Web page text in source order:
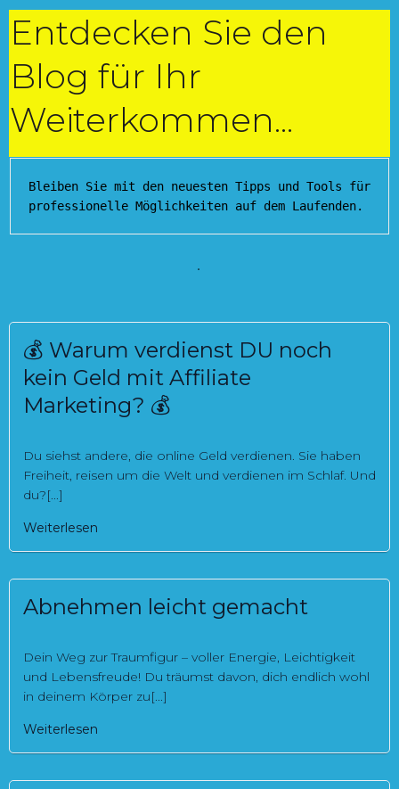
Entdecken Sie den
Blog für Ihr
Weiterkommen...
Bleiben Sie mit den neuesten Tipps und Tools für
professionelle Möglichkeiten auf dem Laufenden.
.
💰 Warum verdienst DU noch
kein Geld mit Affiliate
Marketing? 💰
Du siehst andere, die online Geld verdienen. Sie haben
Freiheit, reisen um die Welt und verdienen im Schlaf. Und
du?[...]
Weiterlesen
Abnehmen leicht gemacht
Dein Weg zur Traumfigur – voller Energie, Leichtigkeit
und Lebensfreude! Du träumst davon, dich endlich wohl
in deinem Körper zu[...]
Weiterlesen